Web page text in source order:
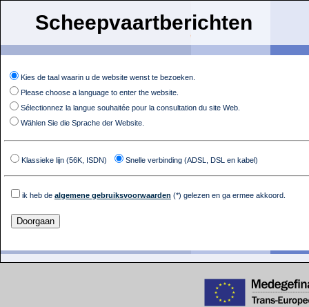
Scheepvaartberichten
Kies de taal waarin u de website wenst te bezoeken.
Please choose a language to enter the website.
Sélectionnez la langue souhaitée pour la consultation du site Web.
Wählen Sie die Sprache der Website.
Klassieke lijn (56K, ISDN) Snelle verbinding (ADSL, DSL en kabel)
ik heb de algemene gebruiksvoorwaarden (*) gelezen en ga ermee akkoord.